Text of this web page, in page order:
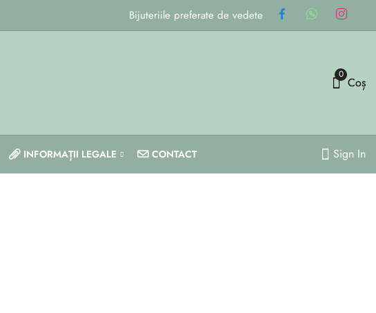
Bijuteriile preferate de vedete
0
Coș
INFORMAȚII LEGALE CONTACT Sign In